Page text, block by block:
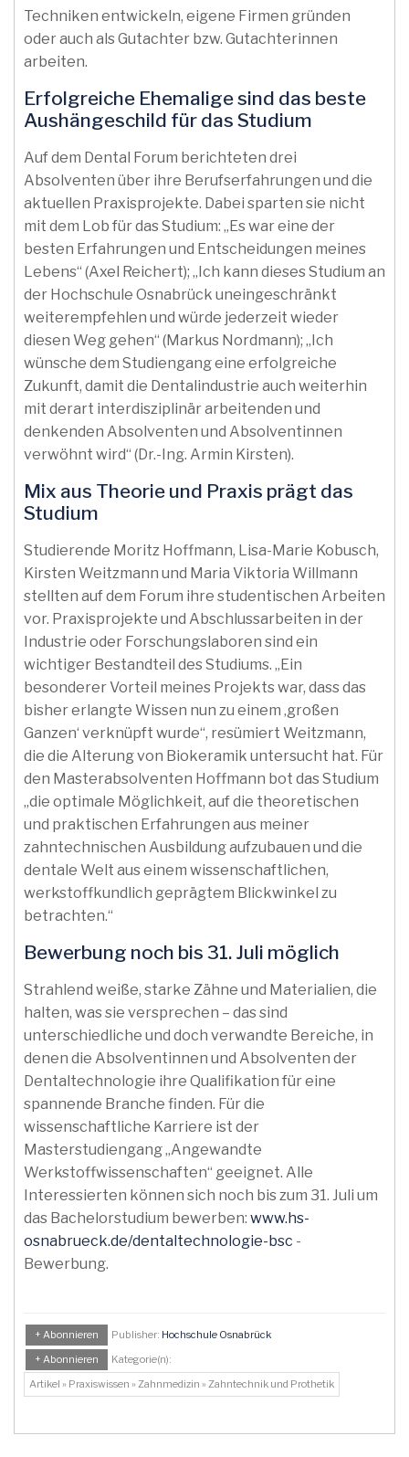
Techniken entwickeln, eigene Firmen gründen
oder auch als Gutachter bzw. Gutachterinnen
arbeiten.
Erfolgreiche Ehemalige sind das beste
Aushängeschild für das Studium
Auf dem Dental Forum berichteten drei
Absolventen über ihre Berufserfahrungen und die
aktuellen Praxisprojekte. Dabei sparten sie nicht
mit dem Lob für das Studium: „Es war eine der
besten Erfahrungen und Entscheidungen meines
Lebens“ (Axel Reichert); „Ich kann dieses Studium an
der Hochschule Osnabrück uneingeschränkt
weiterempfehlen und würde jederzeit wieder
diesen Weg gehen“ (Markus Nordmann); „Ich
wünsche dem Studiengang eine erfolgreiche
Zukunft, damit die Dentalindustrie auch weiterhin
mit derart interdisziplinär arbeitenden und
denkenden Absolventen und Absolventinnen
verwöhnt wird“ (Dr.-Ing. Armin Kirsten).
Mix aus Theorie und Praxis prägt das
Studium
Studierende Moritz Hoffmann, Lisa-Marie Kobusch,
Kirsten Weitzmann und Maria Viktoria Willmann
stellten auf dem Forum ihre studentischen Arbeiten
vor. Praxisprojekte und Abschlussarbeiten in der
Industrie oder Forschungslaboren sind ein
wichtiger Bestandteil des Studiums. „Ein
besonderer Vorteil meines Projekts war, dass das
bisher erlangte Wissen nun zu einem ‚großen
Ganzen‘ verknüpft wurde“, resümiert Weitzmann,
die die Alterung von Biokeramik untersucht hat. Für
den Masterabsolventen Hoffmann bot das Studium
„die optimale Möglichkeit, auf die theoretischen
und praktischen Erfahrungen aus meiner
zahntechnischen Ausbildung aufzubauen und die
dentale Welt aus einem wissenschaftlichen,
werkstoffkundlich geprägtem Blickwinkel zu
betrachten.“
Bewerbung noch bis 31. Juli möglich
Strahlend weiße, starke Zähne und Materialien, die
halten, was sie versprechen – das sind
unterschiedliche und doch verwandte Bereiche, in
denen die Absolventinnen und Absolventen der
Dentaltechnologie ihre Qualifikation für eine
spannende Branche finden. Für die
wissenschaftliche Karriere ist der
Masterstudiengang „Angewandte
Werkstoffwissenschaften“ geeignet. Alle
Interessierten können sich noch bis zum 31. Juli um
das Bachelorstudium bewerben: www.hs-
osnabrueck.de/dentaltechnologie-bsc -
Bewerbung.
+ Abonnieren Publisher: Hochschule Osnabrück
+ Abonnieren
Kategorie(n):
Artikel » Praxiswissen » Zahnmedizin » Zahntechnik und Prothetik